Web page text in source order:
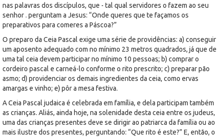
nas palavras dos discípulos, que - tal qual servidores o fazem ao seu
senhor . perguntam a Jesus: “Onde queres que te façamos os
preparativos para comeres a Páscoa?”
O preparo da Ceia Pascal exige uma série de providências: a) conseguir
um aposento adequado com no mínimo 23 metros quadrados, já que de
uma tal ceia devem participar no mínimo 10 pessoas; b) comprar o
cordeiro pascal e carneá-lo conforme o rito prescrito; c) preparar pão
asmo; d) providenciar os demais ingredientes da ceia, como ervas
amargas e vinho; e) pôr a mesa festiva.
A Ceia Pascal judaica é celebrada em família, e dela participam também
as crianças. Aliás, ainda hoje, na solenidade desta ceia entre os judeus,
uma das crianças presentes deve se dirigir ao patriarca da família ou ao
mais ilustre dos presentes, perguntando: “Que rito é este?” E, então, o